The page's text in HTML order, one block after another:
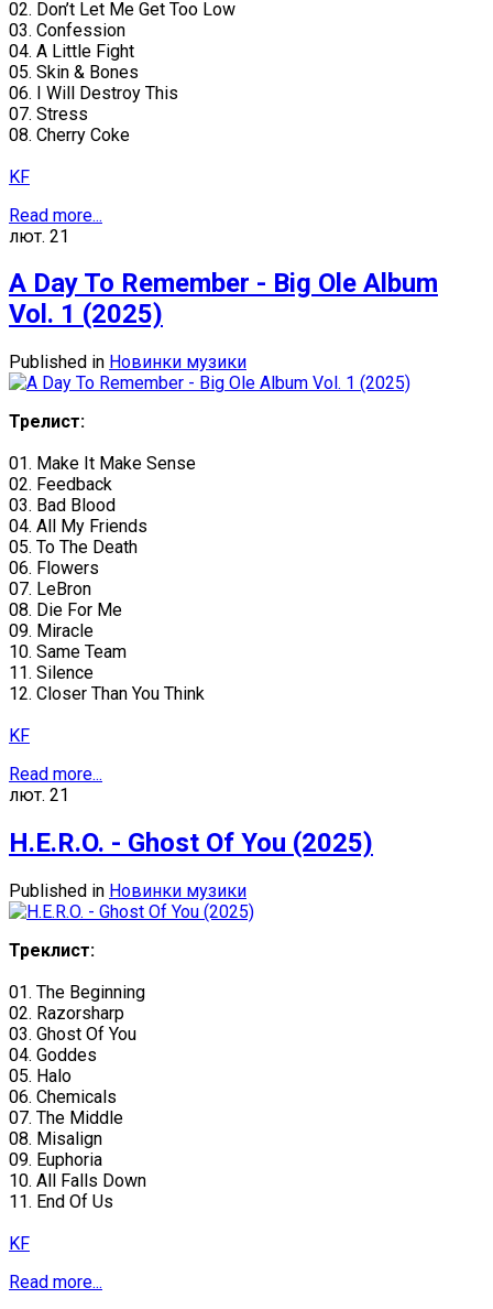
02. Don’t Let Me Get Too Low
03. Confession
04. A Little Fight
05. Skin & Bones
06. I Will Destroy This
07. Stress
08. Cherry Coke
KF
Read more...
лют. 21
A Day To Remember - Big Ole Album
Vol. 1 (2025)
Published in Новинки музики
Трелист:
01. Make It Make Sense
02. Feedback
03. Bad Blood
04. All My Friends
05. To The Death
06. Flowers
07. LeBron
08. Die For Me
09. Miracle
10. Same Team
11. Silence
12. Closer Than You Think
KF
Read more...
лют. 21
H.E.R.O. - Ghost Of You (2025)
Published in Новинки музики
Треклист:
01. The Beginning
02. Razorsharp
03. Ghost Of You
04. Goddes
05. Halo
06. Chemicals
07. The Middle
08. Misalign
09. Euphoria
10. All Falls Down
11. End Of Us
KF
Read more...